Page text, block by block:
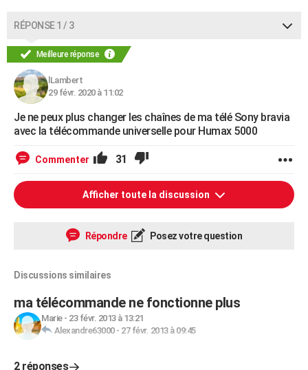
RÉPONSE 1 / 3
Meilleure réponse
lLambert
29 févr. 2020 à 11:02
Je ne peux plus changer les chaînes de ma télé Sony bravia
avec la télécommande universelle pour Humax 5000
Commenter 31
Afficher toute la discussion
Répondre Posez votre question
Discussions similaires
ma télécommande ne fonctionne plus
Marie- 23 févr. 2013 à 13:21
Alexandre63000- 27 févr. 2013 à 09:45
2 réponses